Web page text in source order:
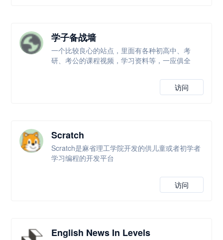
学子备战墙
一个比较良心的站点，里面有各种初高中、考
研、考公的课程视频，学习资料等，一应俱全
访问
Scratch
Scratch是麻省理工学院开发的供儿童或者初学者
学习编程的开发平台
访问
English News In Levels